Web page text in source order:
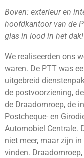
Boven: exterieur en
hoofdkantoor van de
glas in lood in het dak!
We realiseerden ons
waren. De PTT was
uitgebreid
de postvoorziening,
de Draadomroep, de
Postcheque- en
Automobiel Centrale.
niet meer, maar zijn
vinden.